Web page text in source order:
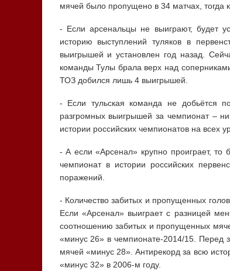
мячей было пропущено в 34 матчах, тогда
- Если арсенальцы не выиграют, будет
историю выступлений туляков в
выигрышей и установлен год назад.
команды Тулы брала верх над
ТОЗ добился лишь 4 выигрышей.
- Если тульская команда не добьётся
разгромных выигрышей за чемпионат –
истории российских чемпионатов на всех
- А если «Арсенал» крупно проиграет, то
чемпионат в истории российских
поражений.
- Количество забитых и пропущенных
Если «Арсенал» выиграет с разницей
соотношению забитых и пропущенных
«минус 26» в чемпионате-2014/15. Перед
мячей «минус 28». Антирекорд за всю
«минус 32» в 2006-м году.